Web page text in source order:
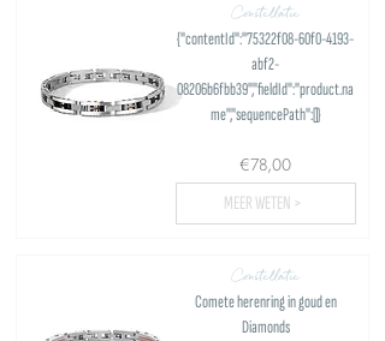
Constellatie
{"contentId":"75322f08-60f0-4193-
abf2-
08206b6fbb39","fieldId":"product.na
me","sequencePath":[]}
€78,00
MEER WETEN >
Constellatie
Comete herenring in goud en
Diamonds